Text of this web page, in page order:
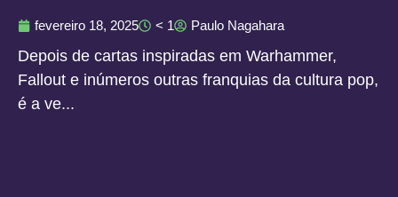
fevereiro 18, 2025 < 1 Paulo Nagahara
Depois de cartas inspiradas em Warhammer,
Fallout e inúmeros outras franquias da cultura pop,
é a ve...